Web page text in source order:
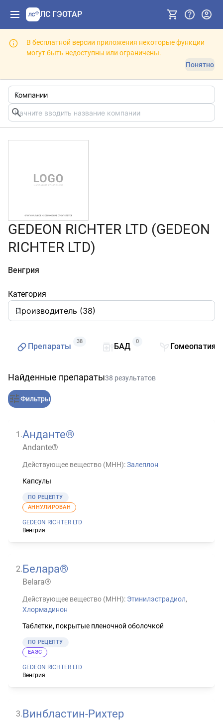
ЛС ГЭОТАР
В бесплатной версии приложения некоторые функции
могут быть недоступны или ограничены.
Понятно
GEDEON RICHTER LTD (GEDEON
RICHTER LTD)
Венгрия
Категория
Препараты
38
БАД
0
Гомеопатия
Найденные препараты38 результатов
Фильтры
1 .Анданте®
Andante®
Действующее вещество (МНН):Залеплон
Капсулы
ПО РЕЦЕПТУ
GEDEON RICHTER LTD
Венгрия
АННУЛИРОВАН
2.Белара®
Belara®
Действующее вещество (МНН): Этинилэстрадиол,
Хлормадинон
Таблетки, покрытые пленочной оболочкой
ПО РЕЦЕПТУ
GEDEON RICHTER LTD
Венгрия
ЕАЭС
3.Винбластин-Рихтер